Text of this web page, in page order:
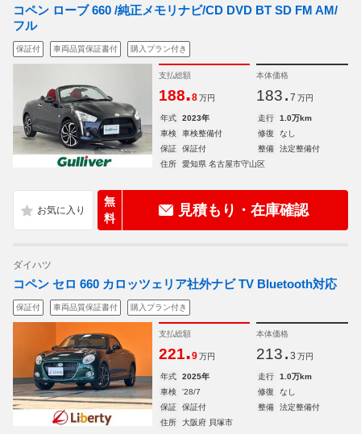
コペン ローブ 660 /純正メモリナビ/CD DVD BT SD FM AM/
フル
保証付 車両品質保証書付 購入プラン付き
支払総額
188.8 万円
本体価格
183. 7 万円
年式 2023年 走行
1.0万km
車検
車検整備付 修復
なし
保証
保証付 整備
法定整備付
住所
愛知県 名古屋市守山区
無
料
見積もり・在庫確認
ダイハツ
コペン セロ 660 カロッツェリア社外ナビ TV Bluetooth対応
保証付 車両品質保証書付 購入プラン付き
支払総額
221.9 万円
本体価格
213. 3 万円
年式 2025年 走行
1.0万km
車検
'28/7 修復
なし
保証
保証付 整備
法定整備付
住所
大阪府 貝塚市